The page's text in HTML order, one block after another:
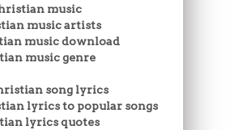
music
music artists
music download
music genre
song lyrics
lyrics to popular songs
lyrics quotes